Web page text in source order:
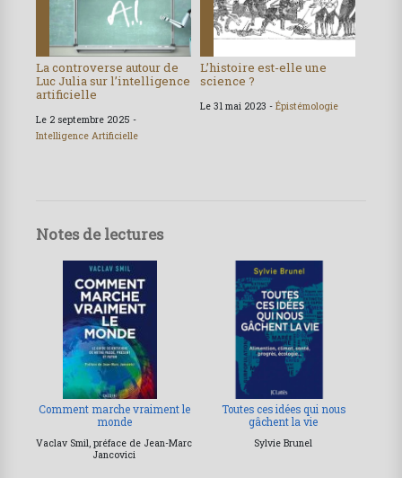
La controverse autour de
Luc Julia sur l’intelligence
artificielle
Le 2 septembre 2025 -
Intelligence Artificielle
L’histoire est-elle une
science ?
Le 31 mai 2023 - Épistémologie
Notes de lectures
Comment marche vraiment le
monde
Vaclav Smil, préface de Jean-Marc
Jancovici
Toutes ces idées qui nous
gâchent la vie
Sylvie Brunel